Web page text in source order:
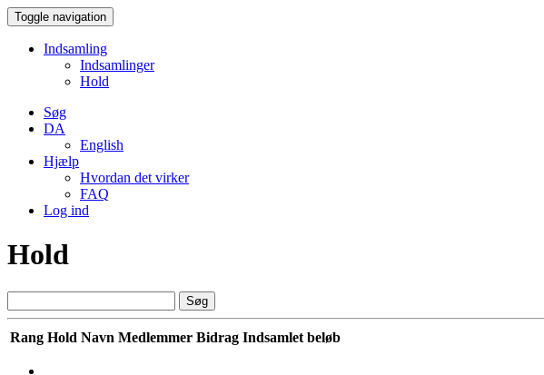
Toggle navigation
Indsamling
Indsamlinger
Hold
Søg
DA
English
Hjælp
Hvordan det virker
FAQ
Log ind
Hold
Søg
Rang Hold Navn Medlemmer Bidrag Indsamlet beløb